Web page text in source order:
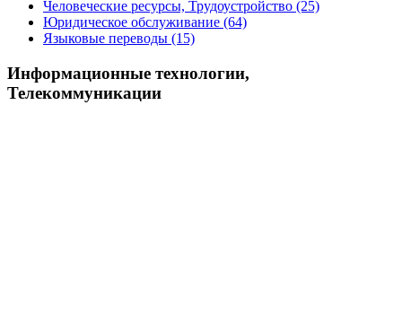
Человеческие ресурсы, Трудоустройство (25)
Юридическое обслуживание (64)
Языковые переводы (15)
Информационные технологии,
Телекоммуникации